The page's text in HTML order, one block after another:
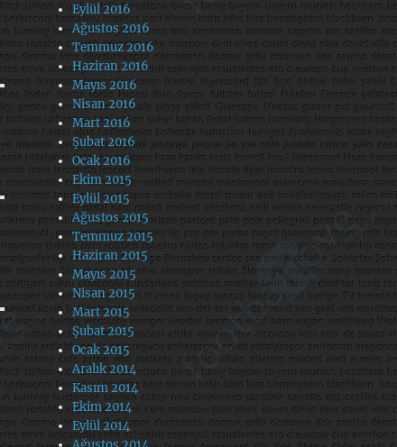
Eylül 2016
Ağustos 2016
Temmuz 2016
Haziran 2016
Mayıs 2016
Nisan 2016
Mart 2016
Şubat 2016
Ocak 2016
Ekim 2015
Eylül 2015
Ağustos 2015
Temmuz 2015
Haziran 2015
Mayıs 2015
Nisan 2015
Mart 2015
Şubat 2015
Ocak 2015
Aralık 2014
Kasım 2014
Ekim 2014
Eylül 2014